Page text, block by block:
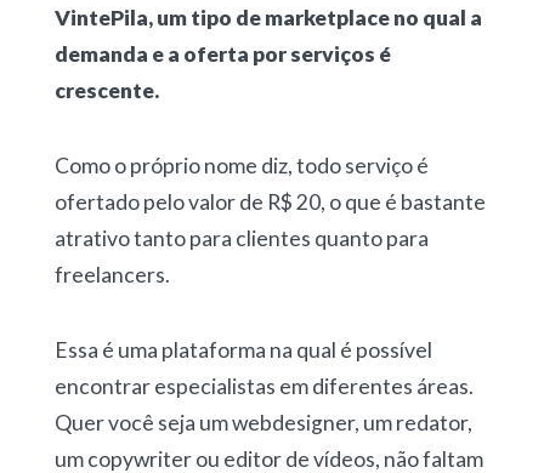
VintePila, um tipo de marketplace no qual a
demanda e a oferta por serviços é
crescente.
Como o próprio nome diz, todo serviço é
ofertado pelo valor de R$ 20, o que é bastante
atrativo tanto para clientes quanto para
freelancers.
Essa é uma plataforma na qual é possível
encontrar especialistas em diferentes áreas.
Quer você seja um webdesigner, um redator,
um copywriter ou editor de vídeos, não faltam